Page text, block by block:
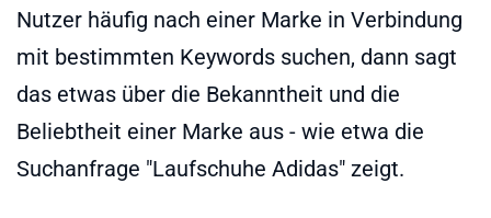
Nutzer häufig nach einer Marke in Verbindung
mit bestimmten Keywords suchen, dann sagt
das etwas über die Bekanntheit und die
Beliebtheit einer Marke aus - wie etwa die
Suchanfrage "Laufschuhe Adidas" zeigt.